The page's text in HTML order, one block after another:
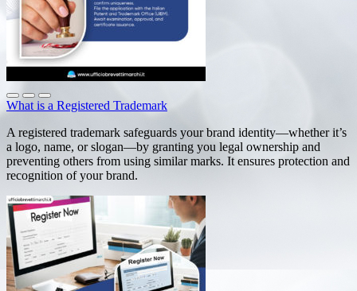
What is a Registered Trademark
A registered trademark safeguards your brand identity—whether it’s
a logo, name, or slogan—by granting you legal ownership and
preventing others from using similar marks. It ensures protection and
recognition of your brand.